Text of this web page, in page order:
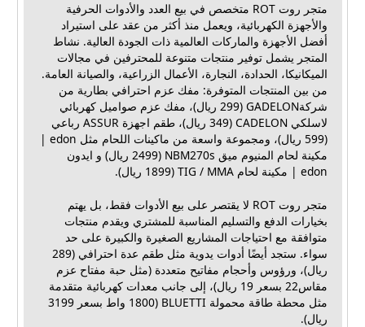
متجر روت ROT متخصص في بيع العدد والأدوات الحرفية
والأجهزة الكهربائية، ويعمل منذ أكثر من عقد على استيراد
أفضل الأجهزة والماركات العالمية ذات الجودة العالية. نشاط
المتجر يشمل توفير منتجات متنوعة للمحترفين في مجالات
الميكانيكا، الحدادة، النجارة، الأعمال الزراعية، والصيانة العامة.
من بين المنتجات المتوفرة: مفك عزم احترافي بطارية من
شركةGADELON (299 ريال)، مفك عزم صواميل كهربائي
لاسلكي CADELON (349 ريال)، طقم اجهزة ASSUR رباعي
(599 ريال)، ومجموعة واسعة من ماكينات اللحام مثل edon |
مكينة لحام المنيوم ميق NBM270s (2499 ريال) و ايدون
edon | مكينة لحام TIG / MMA (1899 ريال).
متجر روت ROT لا يقتصر على بيع الأدوات فقط، بل يهتم
بخيارات الدفع والتسليم المناسبة للمشتري ويقدم منتجات
متوافقة مع احتياجات المشاريع الصغيرة والكبيرة على حد
سواء. ستجد أيضًا أدوات يدوية مثل طقم عدة احترافي (289
ريال)، ورؤوس وأحجام مفاتيح متعددة (مثل حبة مفتاح عزم
مقاس22 بسعر 19 ريال)، إلى جانب معدات كهربائية متقدمة
مثل محطة طاقة محمولة BLUETTI (1800 واط بسعر 3199
ريال).